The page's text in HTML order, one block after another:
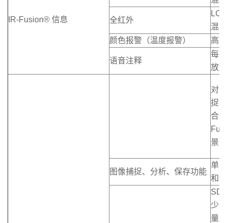
IR-Fusion® 信息 全红外
混
颜色报警（温度报警）
高
语音注释
每
放
对
捉
合
景
图像捕捉、分析、保存功能
单
和
SD
少
量